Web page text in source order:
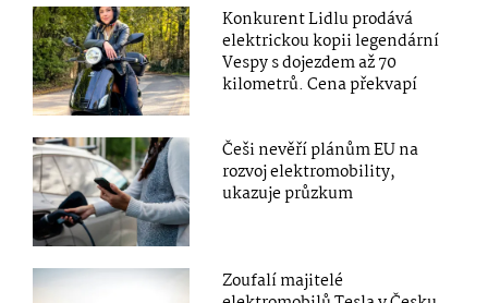
Konkurent Lidlu prodává
elektrickou kopii legendární
Vespy s dojezdem až 70
kilometrů. Cena překvapí
Češi nevěří plánům EU na
rozvoj elektromobility,
ukazuje průzkum
Zoufalí majitelé